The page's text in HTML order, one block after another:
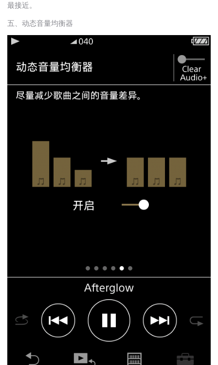
最接近。
五、动态音量均衡器